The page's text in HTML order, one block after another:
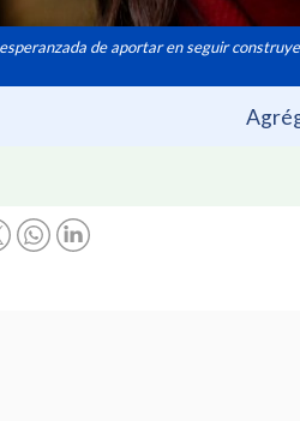
de aportar en seguir